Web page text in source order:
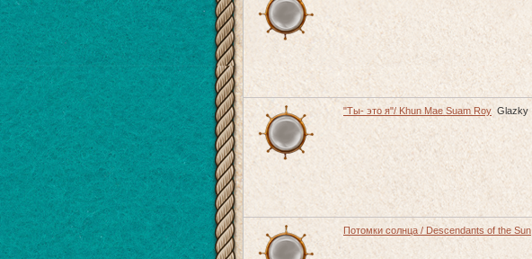
"Ты- это я"/ Khun Mae Suam Roy Glazky
Потомки солнца / Descendants of the Sun